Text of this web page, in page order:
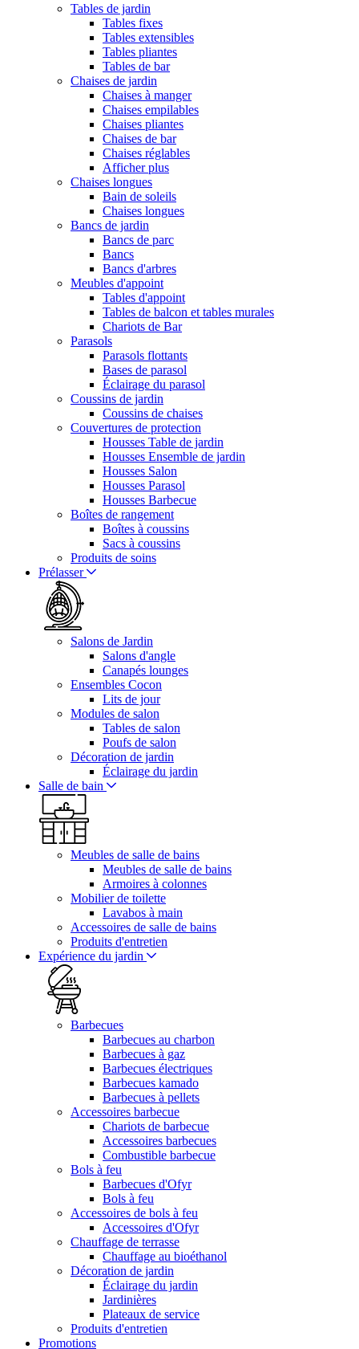
Tables de jardin
Tables fixes
Tables extensibles
Tables pliantes
Tables de bar
Chaises de jardin
Chaises à manger
Chaises empilables
Chaises pliantes
Chaises de bar
Chaises réglables
Afficher plus
Chaises longues
Bain de soleils
Chaises longues
Bancs de jardin
Bancs de parc
Bancs
Bancs d'arbres
Meubles d'appoint
Tables d'appoint
Tables de balcon et tables murales
Chariots de Bar
Parasols
Parasols flottants
Bases de parasol
Éclairage du parasol
Coussins de jardin
Coussins de chaises
Couvertures de protection
Housses Table de jardin
Housses Ensemble de jardin
Housses Salon
Housses Parasol
Housses Barbecue
Boîtes de rangement
Boîtes à coussins
Sacs à coussins
Produits de soins
Prélasser
Salons de Jardin
Salons d'angle
Canapés lounges
Ensembles Cocon
Lits de jour
Modules de salon
Tables de salon
Poufs de salon
Décoration de jardin
Éclairage du jardin
Salle de bain
Meubles de salle de bains
Meubles de salle de bains
Armoires à colonnes
Mobilier de toilette
Lavabos à main
Accessoires de salle de bains
Produits d'entretien
Expérience du jardin
Barbecues
Barbecues au charbon
Barbecues à gaz
Barbecues électriques
Barbecues kamado
Barbecues à pellets
Accessoires barbecue
Chariots de barbecue
Accessoires barbecues
Combustible barbecue
Bols à feu
Barbecues d'Ofyr
Bols à feu
Accessoires de bols à feu
Accessoires d'Ofyr
Chauffage de terrasse
Chauffage au bioéthanol
Décoration de jardin
Éclairage du jardin
Jardinières
Plateaux de service
Produits d'entretien
Promotions